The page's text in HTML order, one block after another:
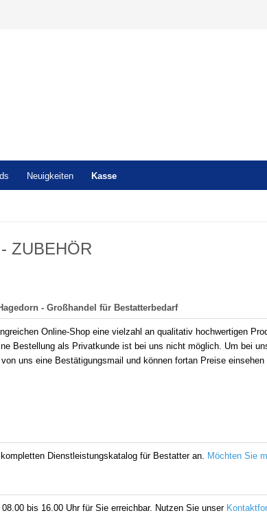
Neuigkeiten Kasse
ZUBEHÖR
- Großhandel für Bestatterbedarf
Online-Shop eine vielzahl an qualitativ hochwertigen
Bestellung als Privatkunde ist bei uns nicht möglich. Um bei
uns eine Bestätigungsmail und können fortan Preise
Dienstleistungskatalog für Bestatter an. Möchten Sie
bis 16.00 Uhr für Sie erreichbar. Nutzen Sie unser